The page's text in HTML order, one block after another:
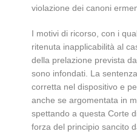
violazione dei canoni
I motivi di ricorso, con i
ritenuta inapplicabilità al
della prelazione prevista
sono infondati. La
corretta nel dispositivo e
anche se argomentata in
spettando a questa Corte
forza del principio sancito